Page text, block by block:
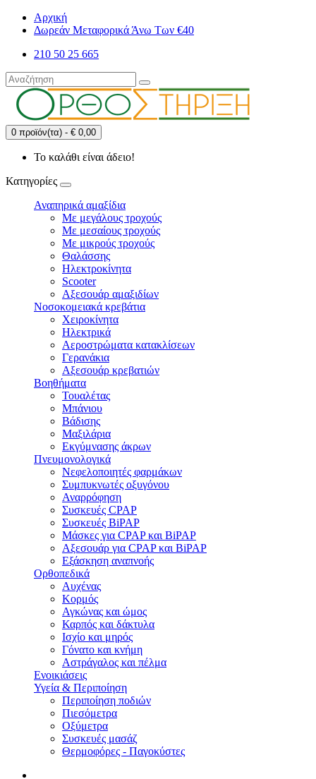
Αρχική
Δωρεάν Μεταφορικά Άνω Των €40
210 50 25 665
0 προϊόν(τα) - € 0,00
Το καλάθι είναι άδειο!
Κατηγορίες
Αναπηρικά αμαξίδια
Με μεγάλους τροχούς
Με μεσαίους τροχούς
Με μικρούς τροχούς
Θαλάσσης
Ηλεκτροκίνητα
Scooter
Αξεσουάρ αμαξιδίων
Νοσοκομειακά κρεβάτια
Χειροκίνητα
Ηλεκτρικά
Αεροστρώματα κατακλίσεων
Γερανάκια
Αξεσουάρ κρεβατιών
Βοηθήματα
Τουαλέτας
Μπάνιου
Βάδισης
Μαξιλάρια
Εκγύμνασης άκρων
Πνευμονολογικά
Νεφελοποιητές φαρμάκων
Συμπυκνωτές οξυγόνου
Αναρρόφηση
Συσκευές CPAP
Συσκευές BiPAP
Μάσκες για CPAP και BiPAP
Αξεσουάρ για CPAP και BiPAP
Εξάσκηση αναπνοής
Ορθοπεδικά
Αυχένας
Κορμός
Αγκώνας και ώμος
Καρπός και δάκτυλα
Ισχίο και μηρός
Γόνατο και κνήμη
Αστράγαλος και πέλμα
Ενοικιάσεις
Υγεία & Περιποίηση
Περιποίηση ποδιών
Πιεσόμετρα
Οξύμετρα
Συσκευές μασάζ
Θερμοφόρες - Παγοκύστες